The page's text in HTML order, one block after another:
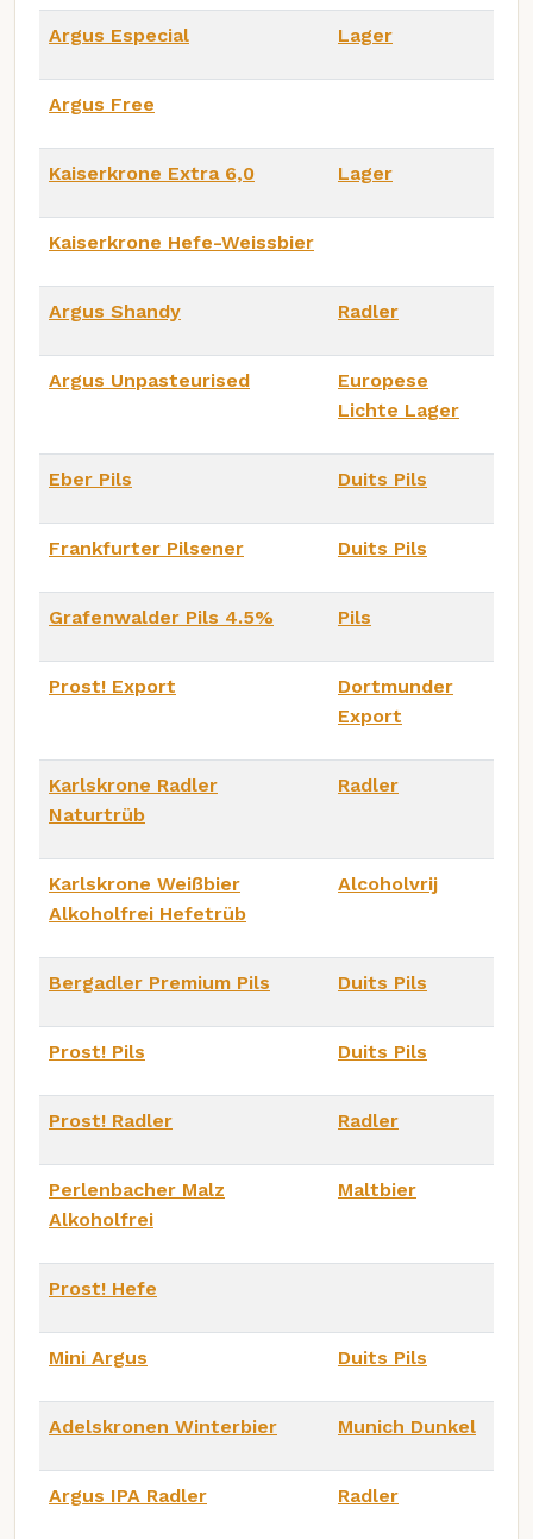
Argus Especial Lager
Argus Free
Kaiserkrone Extra 6,0 Lager
Kaiserkrone Hefe-Weissbier
Argus Shandy Radler
Argus Unpasteurised
Europese
Lichte Lager
Eber Pils Duits Pils
Frankfurter Pilsener Duits Pils
Grafenwalder Pils 4.5% Pils
Prost! Export
Dortmunder
Export
Karlskrone Radler
Naturtrüb
Radler
Karlskrone Weißbier
Alkoholfrei Hefetrüb
Alcoholvrij
Bergadler Premium Pils Duits Pils
Prost! Pils Duits Pils
Prost! Radler Radler
Perlenbacher Malz
Alkoholfrei
Maltbier
Prost! Hefe
Mini Argus Duits Pils
Adelskronen Winterbier Munich Dunkel
Argus IPA Radler Radler